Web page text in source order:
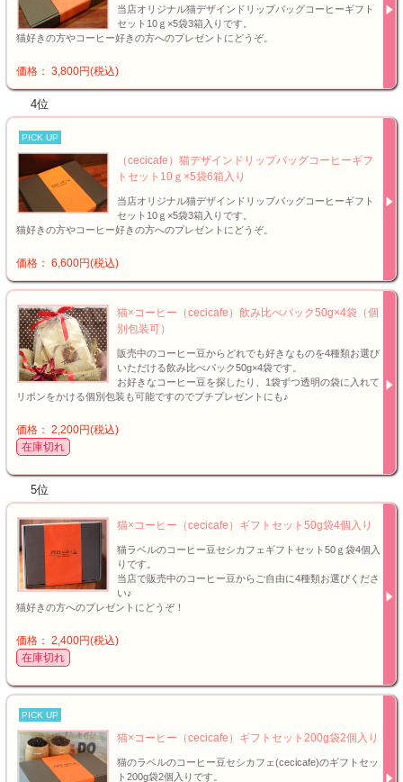
当店オリジナル猫デザインドリップバッグコーヒーギフト
セット10ｇ×5袋3箱入りです。
猫好きの方やコーヒー好きの方へのプレゼントにどうぞ。
価格： 3,800円(税込)
4位
PICK UP
（cecicafe）猫デザインドリップバッグコーヒーギフ
トセット10ｇ×5袋6箱入り
当店オリジナル猫デザインドリップバッグコーヒーギフト
セット10ｇ×5袋3箱入りです。
猫好きの方やコーヒー好きの方へのプレゼントにどうぞ。
価格： 6,600円(税込)
猫×コーヒー（cecicafe）飲み比べパック50g×4袋（個
別包装可）
販売中のコーヒー豆からどれでも好きなものを4種類お選び
いただける飲み比べパック50g×4袋です。
お好きなコーヒー豆を探したり、1袋ずつ透明の袋に入れて
リボンをかける個別包装も可能ですのでプチプレゼントにも♪
価格： 2,200円(税込)
在庫切れ
5位
猫×コーヒー（cecicafe）ギフトセット50g袋4個入り
猫ラベルのコーヒー豆セシカフェギフトセット50ｇ袋4個入
りです。
当店で販売中のコーヒー豆からご自由に4種類お選びくださ
い♪
猫好きの方へのプレゼントにどうぞ！
価格： 2,400円(税込)
在庫切れ
PICK UP
猫×コーヒー（cecicafe）ギフトセット200g袋2個入り
猫のラベルのコーヒー豆セシカフェ(cecicafe)のギフトセッ
ト200g袋2個入りです。